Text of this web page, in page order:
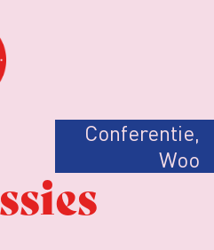
Conferentie,
Woo